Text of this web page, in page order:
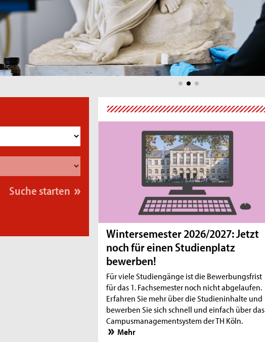
Wintersemester 2026/2027: Jetzt
noch für einen Studienplatz
bewerben!
Für viele Studiengänge ist die Bewerbungsfrist
für das 1. Fachsemester noch nicht abgelaufen.
Erfahren Sie mehr über die Studieninhalte und
bewerben Sie sich schnell und einfach über das
Campusmanagementsystem der TH Köln.
Mehr